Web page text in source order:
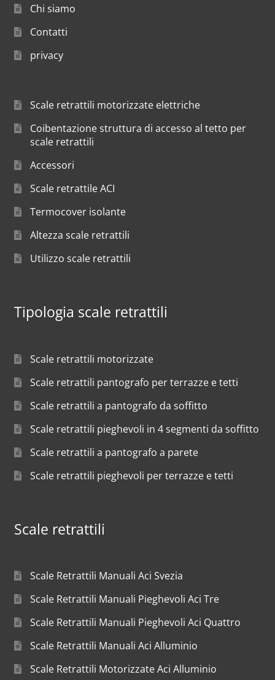
Chi siamo
Contatti
privacy
Scale retrattili motorizzate elettriche
Coibentazione struttura di accesso al tetto per
scale retrattili
Accessori
Scale retrattile ACI
Termocover isolante
Altezza scale retrattili
Utilizzo scale retrattili
Tipologia scale retrattili
Scale retrattili motorizzate
Scale retrattili pantografo per terrazze e tetti
Scale retrattili a pantografo da soffitto
Scale retrattili pieghevoli in 4 segmenti da soffitto
Scale retrattili a pantografo a parete
Scale retrattili pieghevoli per terrazze e tetti
Scale retrattili
Scale Retrattili Manuali Aci Svezia
Scale Retrattili Manuali Pieghevoli Aci Tre
Scale Retrattili Manuali Pieghevoli Aci Quattro
Scale Retrattili Manuali Aci Alluminio
Scale Retrattili Motorizzate Aci Alluminio